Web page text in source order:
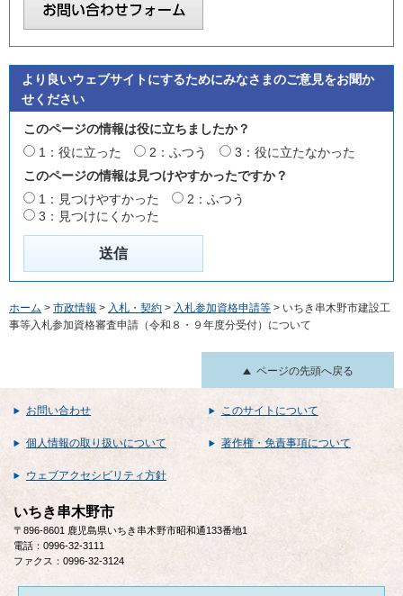
より良いウェブサイトにするためにみなさまのご意見をお聞か
せください
このページの情報は役に立ちましたか？
1：役に立った
2：ふつう
3：役に立たなかった
このページの情報は見つけやすかったですか？
1：見つけやすかった
2：ふつう
3：見つけにくかった
ホーム > 市政情報 > 入札・契約 > 入札参加資格申請等 > いちき串木野市建設工
事等入札参加資格審査申請（令和８・９年度分受付）について
ページの先頭へ戻る
お問い合わせ このサイトについて
個人情報の取り扱いについて 著作権・免責事項について
ウェブアクセシビリティ方針
いちき串木野市
〒896-8601 鹿児島県いちき串木野市昭和通133番地1
電話：0996-32-3111
ファクス：0996-32-3124